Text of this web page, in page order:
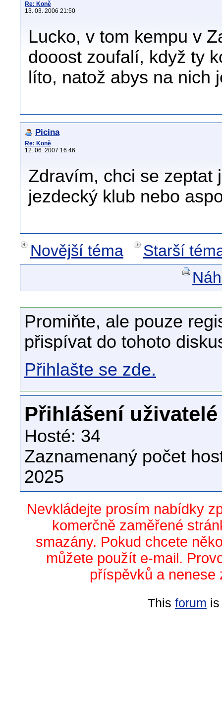
Re: Koně
13. 03. 2006 21:50
Lucko, v tom kempu v
dooost zoufalí, když ty
líto, natož abys na nich
Picina
Re: Koně
12. 06. 2007 16:46
Zdravím, chci se zeptat
jezdecký klub nebo
Novější téma
Starší
Promiňte, ale pouze
přispívat do tohoto
Přihlašte se zde.
Přihlášení uživatelé
Hosté: 34
Zaznamenaný počet
2025
Nevkládejte prosím nabídky
komerčně zaměřené
smazány. Pokud chcete
můžete použít e-mail.
příspěvků a nenese
This forum